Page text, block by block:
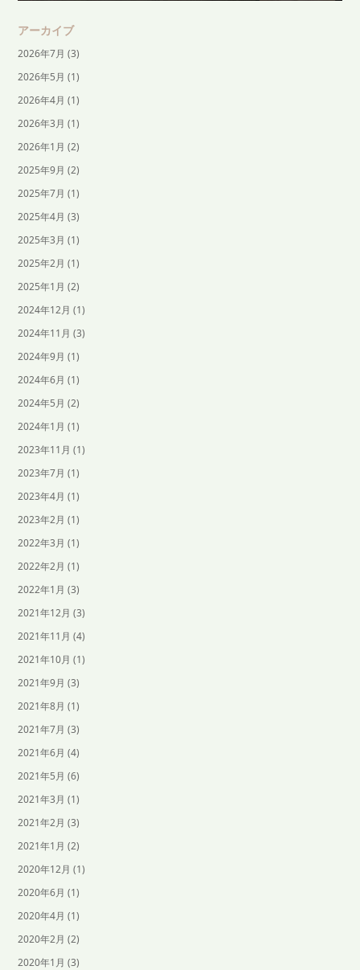
アーカイブ
2026年7月 (3)
2026年5月 (1)
2026年4月 (1)
2026年3月 (1)
2026年1月 (2)
2025年9月 (2)
2025年7月 (1)
2025年4月 (3)
2025年3月 (1)
2025年2月 (1)
2025年1月 (2)
2024年12月 (1)
2024年11月 (3)
2024年9月 (1)
2024年6月 (1)
2024年5月 (2)
2024年1月 (1)
2023年11月 (1)
2023年7月 (1)
2023年4月 (1)
2023年2月 (1)
2022年3月 (1)
2022年2月 (1)
2022年1月 (3)
2021年12月 (3)
2021年11月 (4)
2021年10月 (1)
2021年9月 (3)
2021年8月 (1)
2021年7月 (3)
2021年6月 (4)
2021年5月 (6)
2021年3月 (1)
2021年2月 (3)
2021年1月 (2)
2020年12月 (1)
2020年6月 (1)
2020年4月 (1)
2020年2月 (2)
2020年1月 (3)